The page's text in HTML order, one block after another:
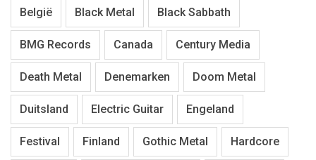
België Black Metal Black Sabbath
BMG Records Canada Century Media
Death Metal Denemarken Doom Metal
Duitsland Electric Guitar Engeland
Festival Finland Gothic Metal Hardcore